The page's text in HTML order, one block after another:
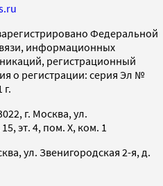
Федеральной
информационных
регистрационный
о регистрации: серия Эл №
г. Москва, ул.
эт. 4, пом. X, ком. 1
ул. Звенигородская 2-я, д.